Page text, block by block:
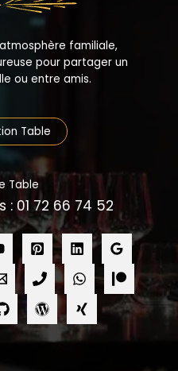
familiale,
pour partager un
ou entre amis.
Table
Table
: 01 72 66 74 52